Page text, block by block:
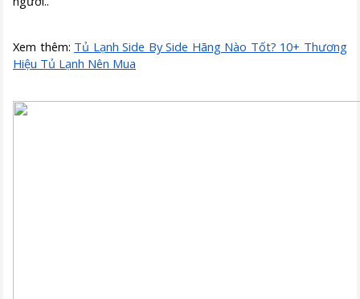
Xem thêm: Tủ Lạnh Side By Side Hãng Nào Tốt? 10+ Thương
Hiệu Tủ Lạnh Nên Mua